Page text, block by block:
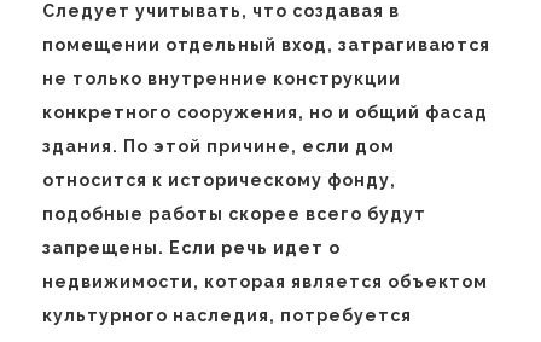
Следует учитывать, что создавая в
помещении отдельный вход, затрагиваются
не только внутренние конструкции
конкретного сооружения, но и общий фасад
здания. По этой причине, если дом
относится к историческому фонду,
подобные работы скорее всего будут
запрещены. Если речь идет о
недвижимости, которая является объектом
культурного наследия, потребуется